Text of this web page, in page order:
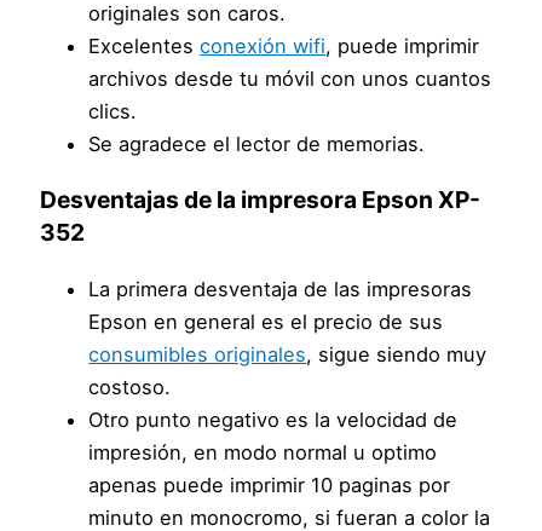
originales son caros.
Excelentesconexión wifi, puede imprimir
archivos desde tu móvil con unos cuantos
clics.
Se agradece el lector de memorias.
Desventajas de la impresora Epson XP-
352
La primera desventaja de las impresoras
Epson en general es el precio de sus
consumibles originales, sigue siendo muy
costoso.
Otro punto negativo es la velocidad de
impresión, en modo normal u optimo
apenas puede imprimir 10 paginas por
minuto en monocromo, si fueran a color la